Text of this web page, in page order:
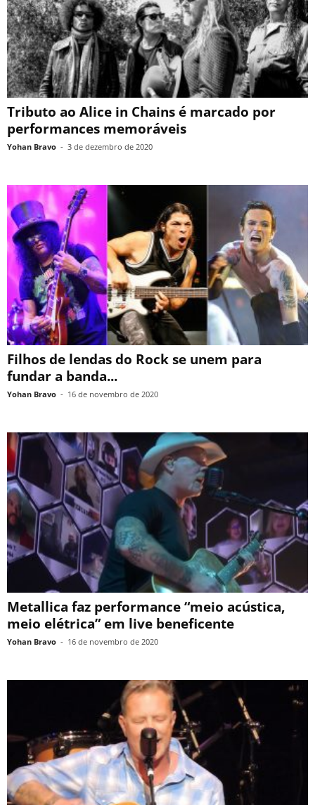
Tributo ao Alice in Chains é marcado por
performances memoráveis
Yohan Bravo - 3 de dezembro de 2020
Filhos de lendas do Rock se unem para
fundar a banda...
Yohan Bravo - 16 de novembro de 2020
Metallica faz performance “meio acústica,
meio elétrica” em live beneficente
Yohan Bravo - 16 de novembro de 2020